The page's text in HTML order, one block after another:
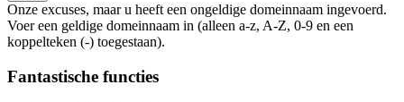
Onze excuses, maar u heeft een ongeldige domeinnaam ingevoerd.
Voer een geldige domeinnaam in (alleen a-z, A-Z, 0-9 en een
koppelteken (-) toegestaan).
Fantastische functies